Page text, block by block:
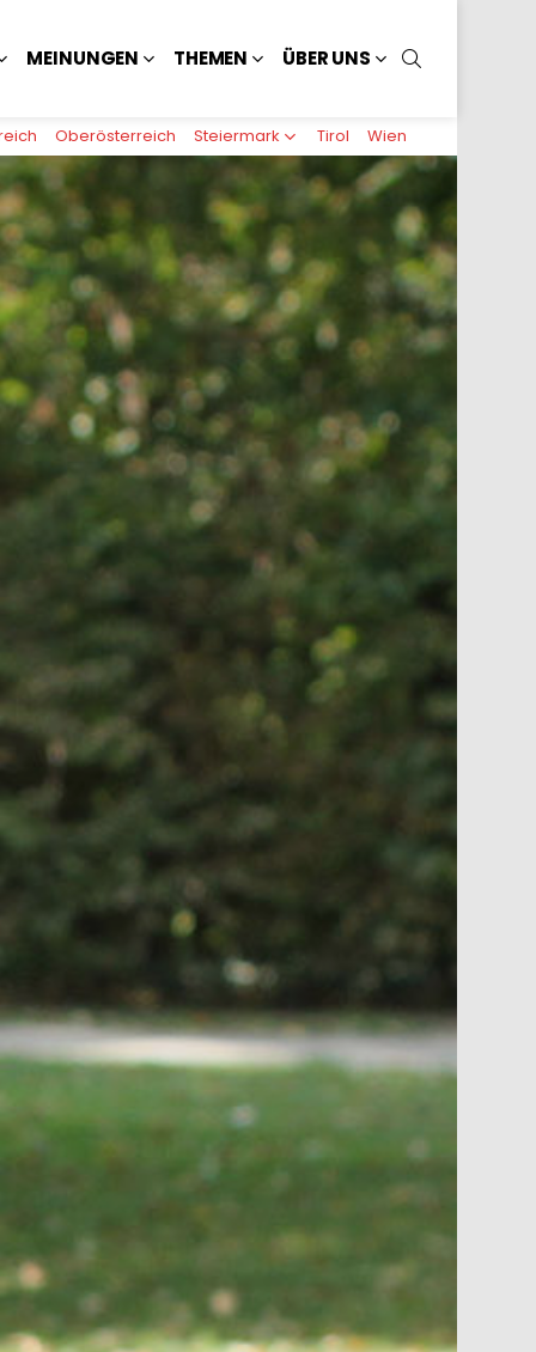
MEINUNGEN THEMEN ÜBER UNS
Oberösterreich Steiermark Tirol Wien